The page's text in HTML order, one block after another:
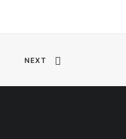
NEXT